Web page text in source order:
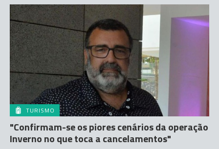
TURISMO
"Confirmam-se os piores cenários da operação
Inverno no que toca a cancelamentos"